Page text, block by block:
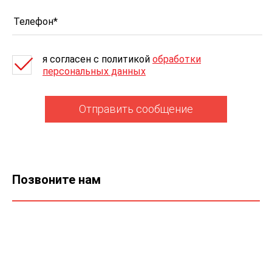
я согласен c политикой обработки
персональных данных
Отправить сообщение
Позвоните нам